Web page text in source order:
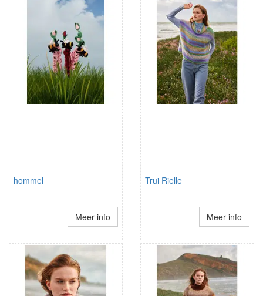
hommel
Meer info
Trui Rielle
Meer info